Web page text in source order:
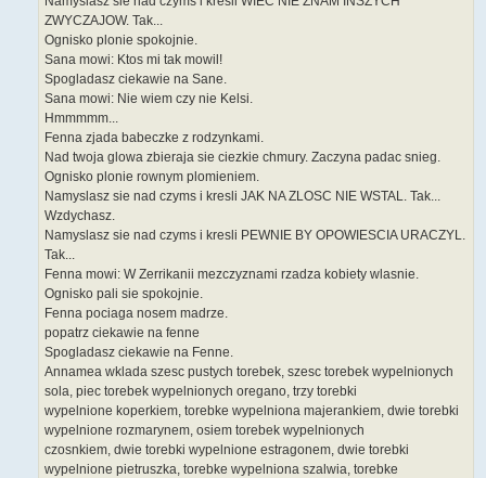
ZWYCZAJOW. Tak...
Ognisko plonie spokojnie.
Sana mowi: Ktos mi tak mowil!
Spogladasz ciekawie na Sane.
Sana mowi: Nie wiem czy nie Kelsi.
Hmmmmm...
Fenna zjada babeczke z rodzynkami.
Nad twoja glowa zbieraja sie ciezkie chmury. Zaczyna padac snieg.
Ognisko plonie rownym plomieniem.
Namyslasz sie nad czyms i kresli JAK NA ZLOSC NIE WSTAL. Tak...
Wzdychasz.
Namyslasz sie nad czyms i kresli PEWNIE BY OPOWIESCIA URACZYL.
Tak...
Fenna mowi: W Zerrikanii mezczyznami rzadza kobiety wlasnie.
Ognisko pali sie spokojnie.
Fenna pociaga nosem madrze.
popatrz ciekawie na fenne
Spogladasz ciekawie na Fenne.
Annamea wklada szesc pustych torebek, szesc torebek wypelnionych
sola, piec torebek wypelnionych oregano, trzy torebki
wypelnione koperkiem, torebke wypelniona majerankiem, dwie torebki
wypelnione rozmarynem, osiem torebek wypelnionych
czosnkiem, dwie torebki wypelnione estragonem, dwie torebki
wypelnione pietruszka, torebke wypelniona szalwia, torebke